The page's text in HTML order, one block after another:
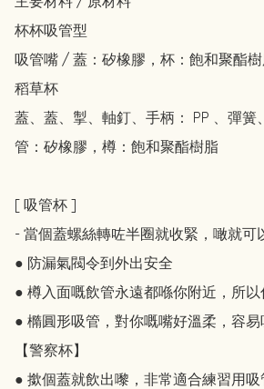
杯杯吸管型
吸管嘴 / 蓋：矽橡膠，杯：飽和聚酯
稻草杯
蓋、蓋、掣、軸釘、手柄： PP 、彈簧
管：矽橡膠，樽：飽和聚酯樹脂
[ 吸管杯 ]
- 當個蓋螺絲轉咗半圈就收緊，噉就可
● 防漏氣閥令到外出安全
● 樽入面嘅飲管永遠都喺你附近，所以
● 橢圓形吸管，對你嘅嘴好溫柔，容易
【警察杯】
● 撳個蓋就飲出嚟，非常適合練習用吸